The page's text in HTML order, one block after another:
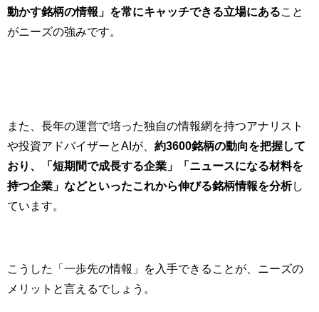
動かす銘柄の情報」を常にキャッチできる立場にあること
がニーズの強みです。
また、長年の運営で培った独自の情報網を持つアナリスト
や投資アドバイザーとAIが、 約3600銘柄の動向を把握して
おり、「短期間で成長する企業」「ニュースになる材料を
持つ企業」などといったこれから伸びる銘柄情報を分析し
ています。
こうした「一歩先の情報」を入手できることが、ニーズの
メリットと言えるでしょう。